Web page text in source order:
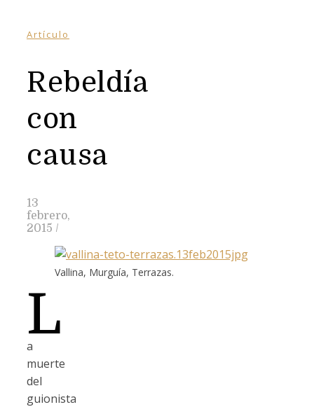
Artículo
Rebeldía
con
causa
13
febrero,
2015 /
Vallina, Murguía, Terrazas.
L
a
muerte
del
guionista